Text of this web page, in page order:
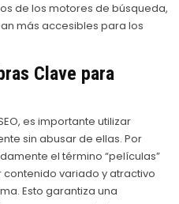
de los motores de búsqueda,
más accesibles para los
Clave para
es importante utilizar
sin abusar de ellas. Por
el término “películas”
variado y atractivo
Esto garantiza una